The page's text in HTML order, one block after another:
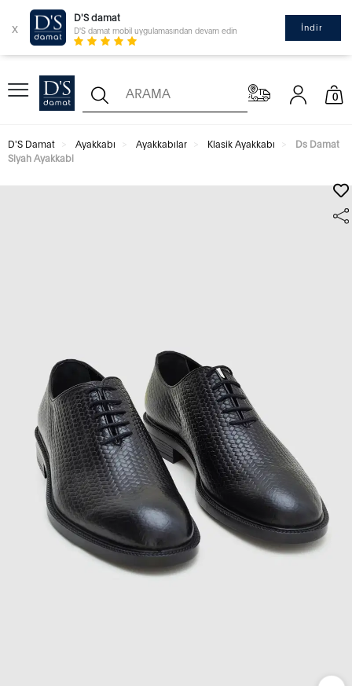
x
D'S damat
D'S damat mobil uygulamasından devam edin İndir
0
D'S Damat Ayakkabı Ayakkabılar Klasik Ayakkabı
Ds Damat
Siyah Ayakkabi